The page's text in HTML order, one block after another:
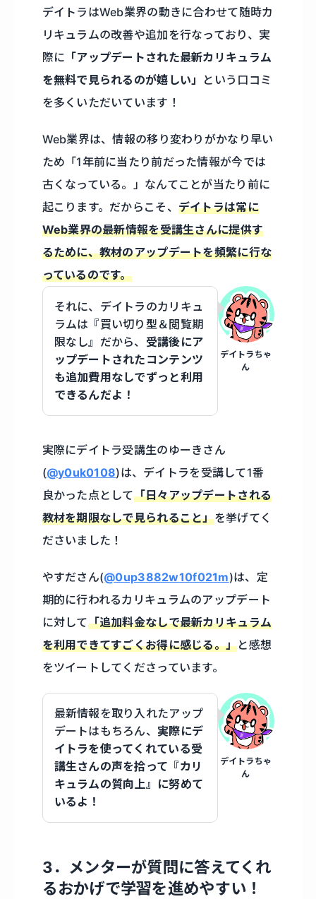
デイトラはWeb業界の動きに合わせて随時カ
リキュラムの改善や追加を行なっており、実
際に 「アップデートされた最新カリキュラム
を無料で見られるのが嬉しい」
という口コミ
を多くいただいています！
Web業界は、情報の移り変わりがかなり早い
ため「1年前に当たり前だった情報が今では
古くなっている。」なんてことが当たり前に
起こります。だからこそ、 デイトラは常に
Web業界の最新情報を受講生さんに提供す
るために、教材のアップデートを頻繁に行な
っているのです。
デイトラちゃ
ん
それに、デイトラのカリキュ
ラムは『買い切り型＆閲覧期
限なし』だから、 受講後にア
ップデートされたコンテンツ
も追加費用なしでずっと利用
できるんだよ！
実際にデイトラ受講生のゆーきさん
(@y0uk0108)は、デイトラを受講して1番
良かった点として「日々アップデートされる
教材を期限なしで見られること」を挙げてく
ださいました！
やすださん(@0up3882w10f021m)は、定
期的に行われるカリキュラムのアップデート
に対して「追加料金なしで最新カリキュラム
を利用できてすごくお得に感じる。」と感想
をツイートしてくださっています。
デイトラちゃ
ん
最新情報を取り入れたアップ
デートはもちろん、 実際にデ
イトラを使ってくれている受
講生さんの声を拾って『カリ
キュラムの質向上』に努めて
いるよ！
3．メンターが質問に答えてくれ
るおかげで学習を進めやすい！